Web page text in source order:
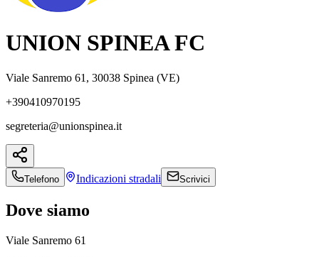
UNION SPINEA FC
Viale Sanremo 61, 30038 Spinea (VE)
+390410970195
segreteria@unionspinea.it
Telefono Indicazioni stradali Scrivici
Dove siamo
Viale Sanremo 61